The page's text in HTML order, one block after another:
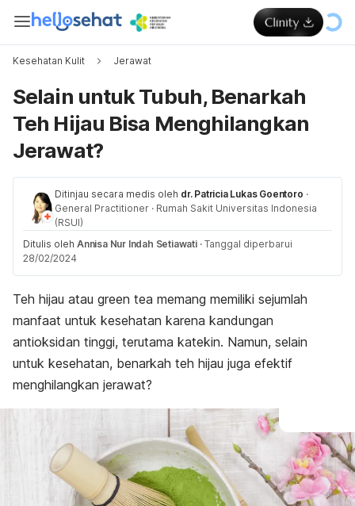
Kesehatan Kulit Jerawat
Selain untuk Tubuh, Benarkah
Teh Hijau Bisa Menghilangkan
Jerawat?
Ditinjau secara medis oleh dr. Patricia Lukas Goentoro ·
General Practitioner · Rumah Sakit Universitas Indonesia
(RSUI)
Ditulis oleh Annisa Nur Indah Setiawati · Tanggal diperbarui
28/02/2024
Teh hijau atau green tea memang memiliki sejumlah
manfaat untuk kesehatan karena kandungan
antioksidan tinggi, terutama katekin. Namun, selain
untuk kesehatan, benarkah teh hijau juga efektif
menghilangkan jerawat?